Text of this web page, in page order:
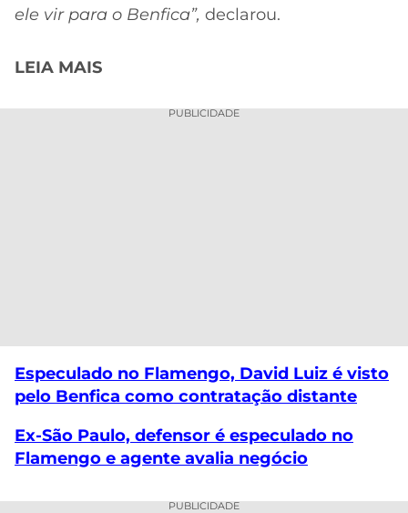
ele vir para o Benfica”, declarou.
LEIA MAIS
PUBLICIDADE
Especulado no Flamengo, David Luiz é visto
pelo Benfica como contratação distante
Ex-São Paulo, defensor é especulado no
Flamengo e agente avalia negócio
PUBLICIDADE